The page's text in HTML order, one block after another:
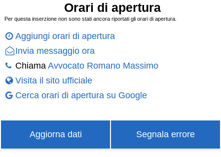
Orari di apertura
Per questa inserzione non sono stati ancora riportati gli orari di apertura.
Aggiungi orari di apertura
Invia messaggio ora
Chiama Avvocato Romano Massimo
Visita il sito ufficiale
Cerca orari di apertura su Google
Aggiorna dati Segnala errore